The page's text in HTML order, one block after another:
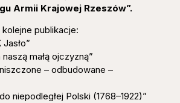
Armii Krajowej Rzeszów”.
publikacje:
małą ojczyzną”
– odbudowane –
niepodległej Polski (1768–1922)”